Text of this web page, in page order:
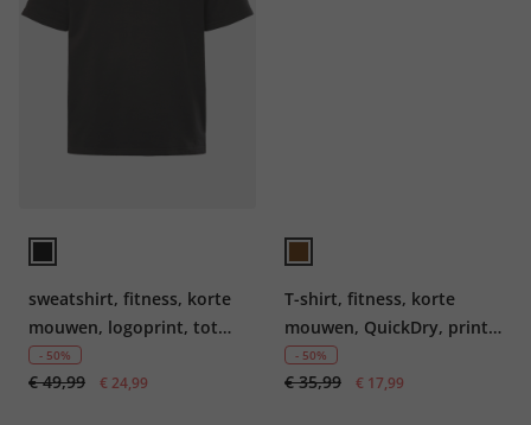
sweatshirt, fitness, korte
mouwen, logoprint, tot
7XL
- 50%
€ 49,99 € 24,99
T-shirt, fitness, korte
mouwen, QuickDry, print
op de achterkant, tot 7XL
- 50%
€ 35,99 € 17,99